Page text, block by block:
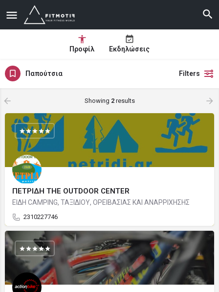
Προφίλ Εκδηλώσεις
Παπούτσια Filters
Showing 2results
ΠΕΤΡΙΔΗ THE OUTDOOR CENTER
ΕΙΔΗ CAMPING, ΤΑΞΙΔΙΟΥ, ΟΡΕΙΒΑΣΙΑΣ ΚΑΙ ΑΝΑΡΡΙΧΗΣΗΣ
2310227746